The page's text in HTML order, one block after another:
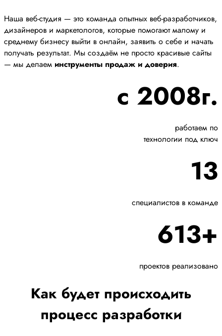
Наша веб-студия — это команда опытных веб-разработчиков,
дизайнеров и маркетологов, которые помогают малому и
среднему бизнесу выйти в онлайн, заявить о себе и начать
получать результат. Мы создаём не просто красивые сайты
— мы делаем инструменты продаж и доверия.
с 2008г.
работаем по
технологии под ключ
13
специалистов в команде
613+
проектов реализовано
Как будет происходить
процесс разработки